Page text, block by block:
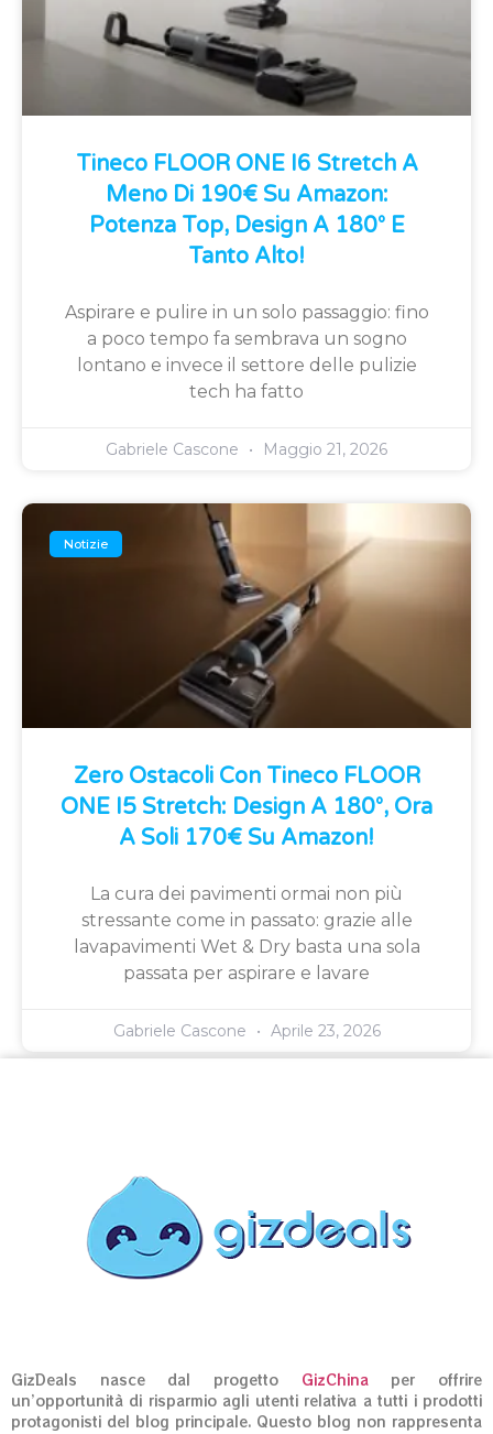
Tineco FLOOR ONE I6 Stretch A
Meno Di 190€ Su Amazon:
Potenza Top, Design A 180° E
Tanto Alto!
Aspirare e pulire in un solo passaggio: fino
a poco tempo fa sembrava un sogno
lontano e invece il settore delle pulizie
tech ha fatto
Gabriele Cascone Maggio 21, 2026
Notizie
Zero Ostacoli Con Tineco FLOOR
ONE I5 Stretch: Design A 180°, Ora
A Soli 170€ Su Amazon!
La cura dei pavimenti ormai non più
stressante come in passato: grazie alle
lavapavimenti Wet & Dry basta una sola
passata per aspirare e lavare
Gabriele Cascone Aprile 23, 2026
GizDeals nasce dal progetto GizChinaper offrire
un’opportunità di risparmio agli utenti relativa a tutti i prodotti
protagonisti del blog principale. Questo blog non rappresenta